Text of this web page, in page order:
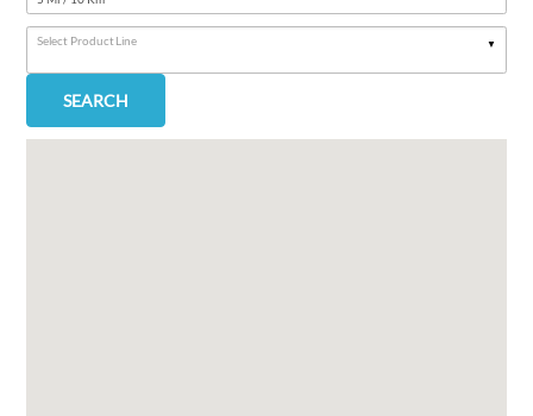
Select Product Line
SEARCH